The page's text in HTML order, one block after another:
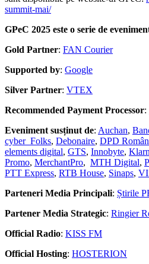
summit-mai/
GPeC 2025 este o serie de
Gold Partner: FAN Courier
Supported by: Google
Silver Partner: VTEX
Recommended Payment Processor:
Eveniment susținut de: Auchan,
cyber_Folks, Debonaire, DPD
elements digital, GTS, Innobyte,
Promo, MerchantPro, MTH Digital,
PTT Express, RTB House, Sinaps,
Parteneri Media Principali: Știrile
Partener Media Strategic: Ringier
Official Radio: KISS FM
Official Hosting: HOSTERION